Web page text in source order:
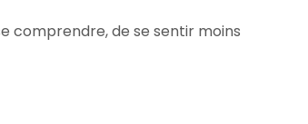
comprendre, de se sentir moins